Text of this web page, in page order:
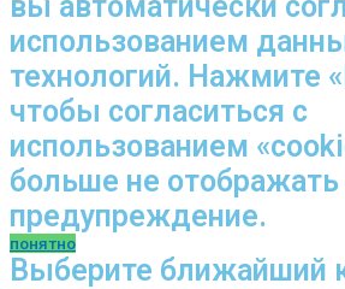
использованием
технологий. Нажмите
чтобы согласиться с
использованием
больше не отображать
предупреждение.
понятно
Выберите ближайший